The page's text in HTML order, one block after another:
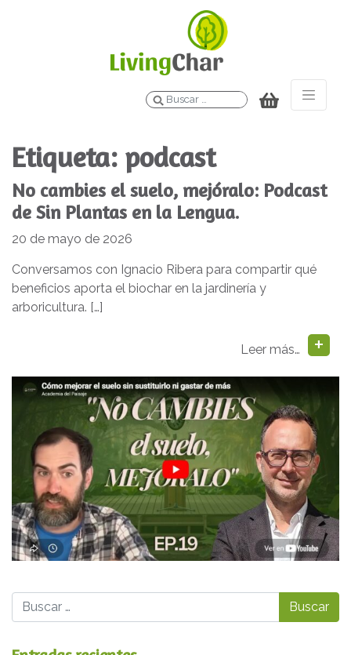
Buscar
Etiqueta: podcast
No cambies el suelo, mejóralo: Podcast
de Sin Plantas en la Lengua.
20 de mayo de 2026
Conversamos con Ignacio Ribera para compartir qué
beneficios aporta el biochar en la jardinería y
arboricultura. […]
Leer más…
Buscar